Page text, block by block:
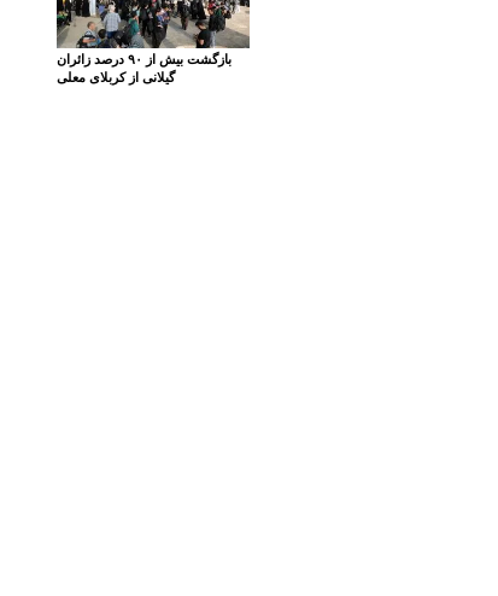
بازگشت بیش از ۹۰ درصد زائران
گیلانی از کربلای معلی